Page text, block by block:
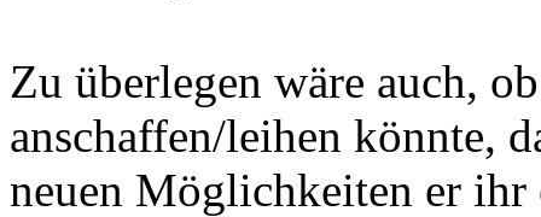
Zu überlegen wäre auch,
anschaffen/leihen könnte,
neuen Möglichkeiten er ihr